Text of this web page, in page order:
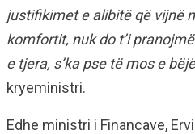
justifikimet e alibitë që vijnë
komfortit, nuk do t’i
e tjera, s’ka pse të mos e
kryeministri.
Edhe ministri i Financave,